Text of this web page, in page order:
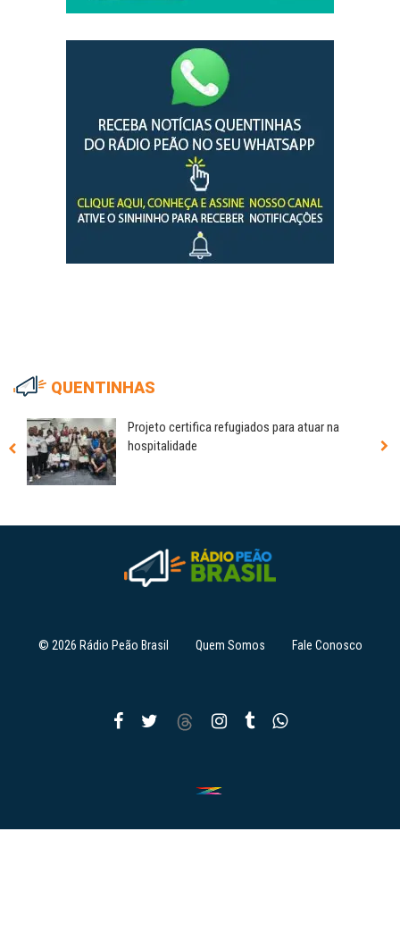
QUENTINHAS
Projeto certifica refugiados para atuar na
hospitalidade
© 2026 Rádio Peão Brasil Quem Somos Fale Conosco